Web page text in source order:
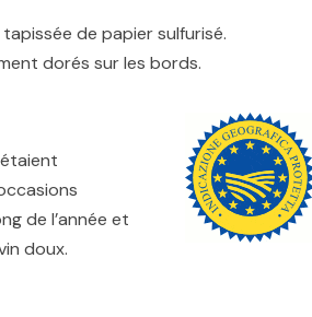
de papier sulfurisé.
dorés sur les bords.
de l’année et
doux.